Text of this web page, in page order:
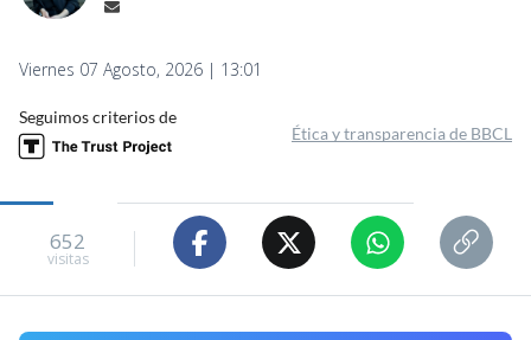
Viernes 07 Agosto, 2026 | 13:01
Seguimos criterios de
Ética y transparencia de BBCL
652
visitas